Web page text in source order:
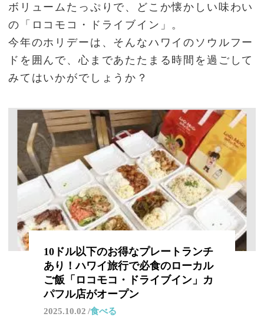
ボリュームたっぷりで、どこか懐かしい味わい
の「ロコモコ・ドライブイン」。
今年のホリデーは、そんなハワイのソウルフー
ドを囲んで、心まであたたまる時間を過ごして
みてはいかがでしょうか？
10ドル以下のお得なプレートランチ
あり！ハワイ旅行で必食のローカル
ご飯「ロコモコ・ドライブイン」カ
パフル店がオープン
2025.10.02 食べる